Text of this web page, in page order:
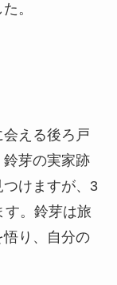
。
える後ろ戸
芽の実家跡
けますが、3
す。鈴芽は旅
り、自分の